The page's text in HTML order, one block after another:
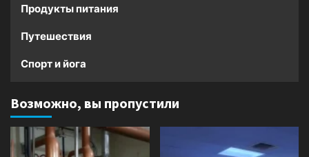
Продукты питания
Путешествия
Спорт и йога
Возможно, вы пропустили